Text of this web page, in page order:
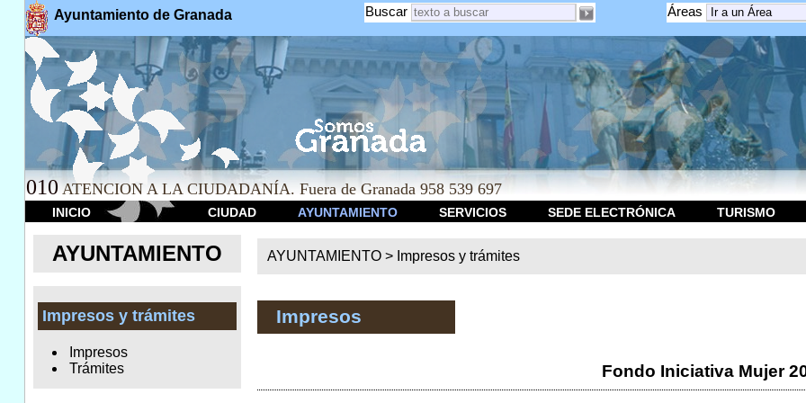
Ayuntamiento de Granada Áreas
Buscar
010 ATENCION A LA CIUDADANÍA. Fuera de Granada 958 539 697
INICIO CIUDAD AYUNTAMIENTO SERVICIOS SEDE ELECTRÓNICA TURISMO
AYUNTAMIENTO
Impresos y trámites
Impresos
Trámites
AYUNTAMIENTO > Impresos y trámites
Impresos
Fondo Iniciativa Mujer